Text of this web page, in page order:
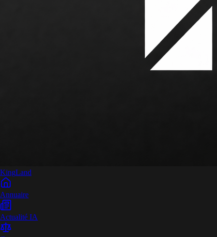
KingLand
Annuaire
Actualité IA